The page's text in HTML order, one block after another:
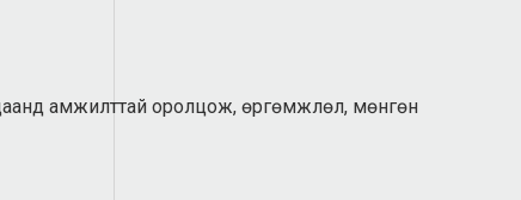
амжилттай оролцож, өргөмжлөл, мөнгөн